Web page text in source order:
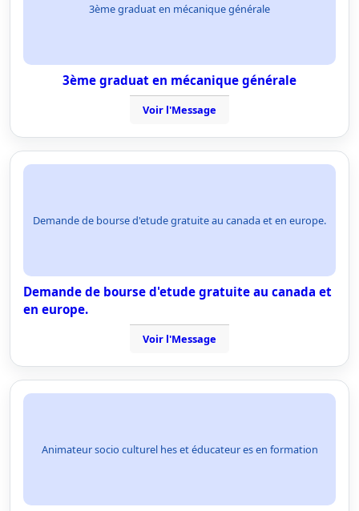
3ème graduat en mécanique générale
3ème graduat en mécanique générale
Voir l'Message
Demande de bourse d'etude gratuite au canada et en europe.
Demande de bourse d'etude gratuite au canada et
en europe.
Voir l'Message
Animateur socio culturel hes et éducateur es en formation